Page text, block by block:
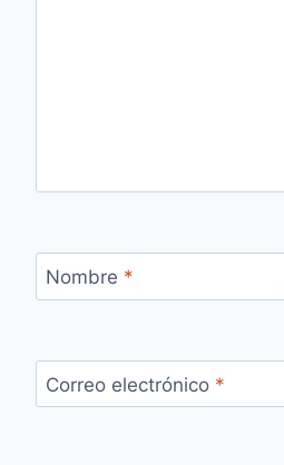
Nombre *
Correo electrónico *